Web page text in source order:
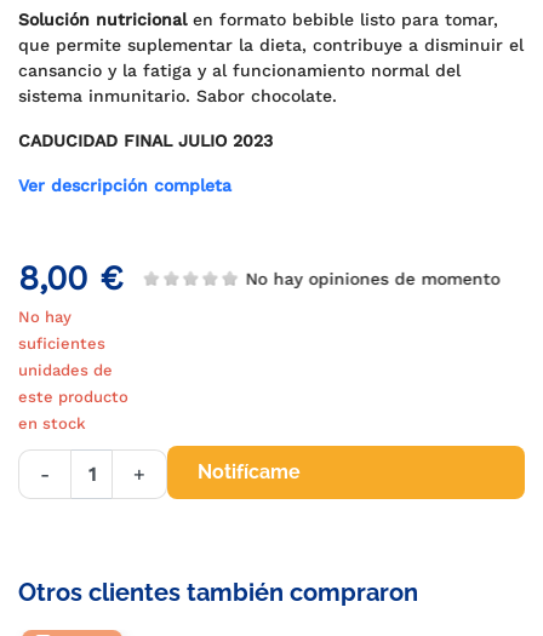
Solución nutricionalen formato bebible listo para tomar,
que permite suplementar la dieta, contribuye a disminuir el
cansancio y la fatiga y al funcionamiento normal del
sistema inmunitario. Sabor chocolate.
CADUCIDAD FINAL JULIO 2023
Ver descripción completa
8,00 € No hay opiniones de momento
No hay
suficientes
unidades de
este producto
en stock
- + Notifícame
Otros clientes también compraron